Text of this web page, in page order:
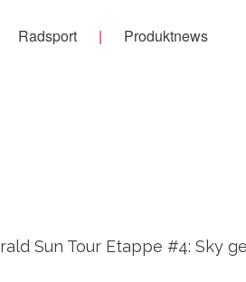
Produktnews
Radsport
Sun Tour Etappe #4: Sky